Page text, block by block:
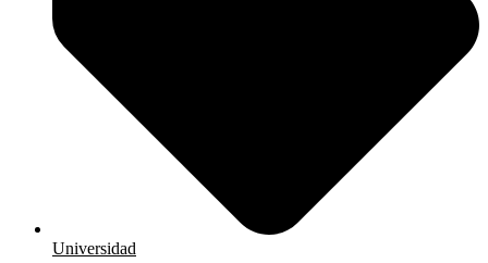
Universidad